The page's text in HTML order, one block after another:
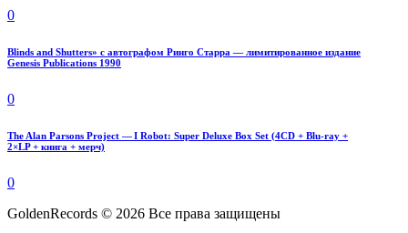
0
Blinds and Shutters» с автографом Ринго Старра — лимитированное издание
Genesis Publications 1990
0
The Alan Parsons Project — I Robot: Super Deluxe Box Set (4CD + Blu-ray +
2×LP + книга + мерч)
0
GoldenRecords © 2026 Все права защищены